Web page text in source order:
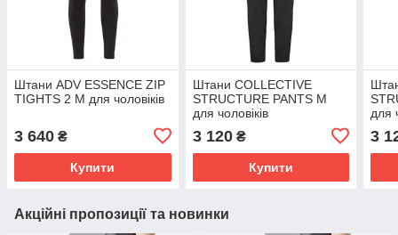
Штани ADV ESSENCE ZIP
TIGHTS 2 M для чоловіків
3 640 ₴
Купити
Штани COLLECTIVE
STRUCTURE PANTS M
для чоловіків
3 120₴
Купити
для
3
Акційні пропозиції та новинки